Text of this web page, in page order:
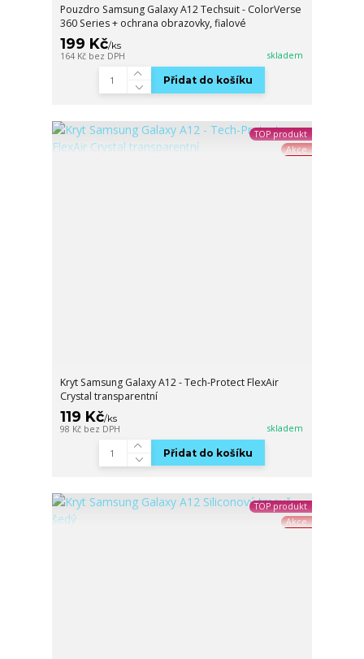
Pouzdro Samsung Galaxy A12 Techsuit - ColorVerse
360 Series + ochrana obrazovky, fialové
199 Kč/ks
164 Kč bez DPH skladem
Přidat do košíku
TOP produkt
Akce
Kryt Samsung Galaxy A12 - Tech-Protect FlexAir
Crystal transparentní
119 Kč/ks
98 Kč bez DPH skladem
Přidat do košíku
TOP produkt
Akce